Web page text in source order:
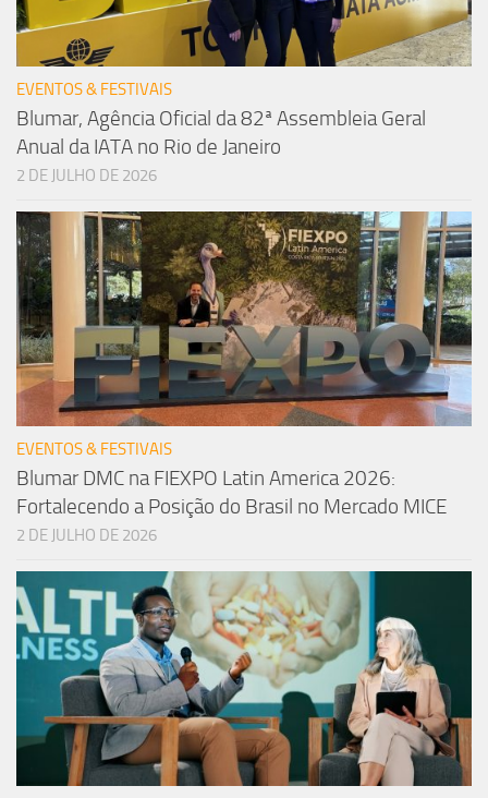
EVENTOS & FESTIVAIS
Blumar, Agência Oficial da 82ª Assembleia Geral
Anual da IATA no Rio de Janeiro
2 DE JULHO DE 2026
EVENTOS & FESTIVAIS
Blumar DMC na FIEXPO Latin America 2026:
Fortalecendo a Posição do Brasil no Mercado MICE
2 DE JULHO DE 2026